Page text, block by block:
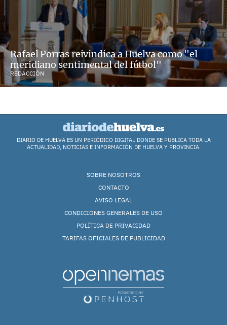
Rafael Porras reivindica a Huelva como "el
meridiano sentimental del fútbol"
REDACCIÓN
DIARIO DE HUELVA ES UN PERIÓDICO DIGITAL DONDE SE PUBLICA TODA LA
ACTUALIDAD, NOTICIAS E INFORMACIÓN DE HUELVA Y PROVINCIA.
SOBRE NOSOTROS
CONTACTO
AVISO LEGAL
CONDICIONES GENERALES DE USO
POLÍTICA DE PRIVACIDAD
TARIFAS OFICIALES DE PUBLICIDAD